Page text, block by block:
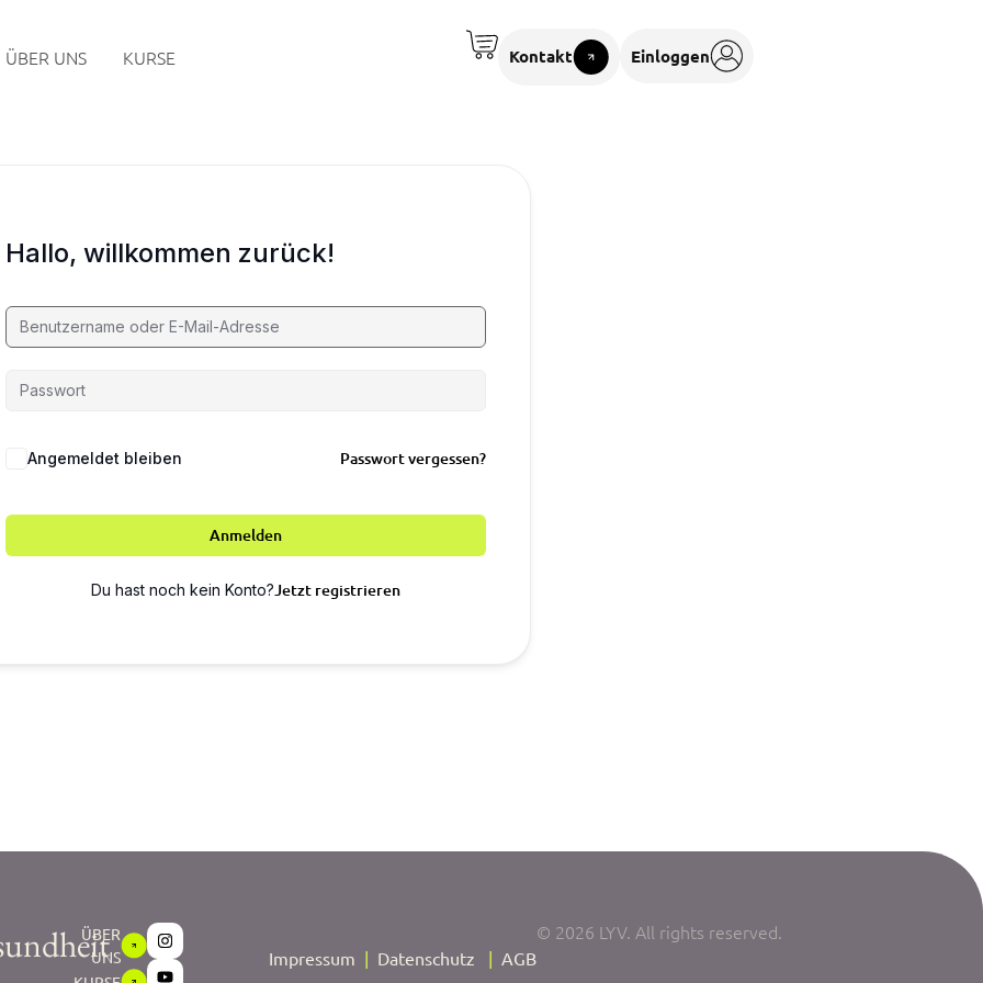
ÜBER UNS KURSE Kontakt Einloggen
Hallo, willkommen zurück!
Angemeldet bleiben Passwort vergessen?
Anmelden
Du hast noch kein Konto?Jetzt registrieren
ÜBER
UNS
Impressum | Datenschutz | AGB
© 2026 LYV. All rights reserved.